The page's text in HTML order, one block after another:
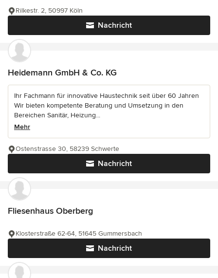
Nachricht
Rilkestr. 2, 50997 Köln
Heidemann GmbH & Co. KG
Ihr Fachmann für innovative Haustechnik seit über 60 Jahren
Wir bieten kompetente Beratung und Umsetzung in den
Bereichen Sanitär, Heizung...
Mehr
Nachricht
Ostenstrasse 30, 58239 Schwerte
Fliesenhaus Oberberg
Nachricht
Klosterstraße 62-64, 51645 Gummersbach